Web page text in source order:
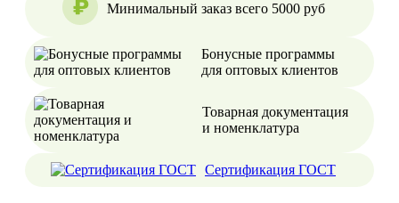
Минимальный заказ всего 5000 руб
Бонусные программы
для оптовых клиентов
Товарная документация
и номенклатура
Сертификация ГОСТ